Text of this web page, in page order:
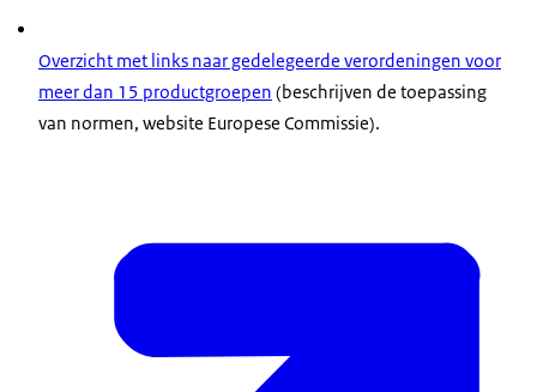
Overzicht met links naar gedelegeerde verordeningen voor
meer dan 15 productgroepen (beschrijven de toepassing
van normen, website Europese Commissie).